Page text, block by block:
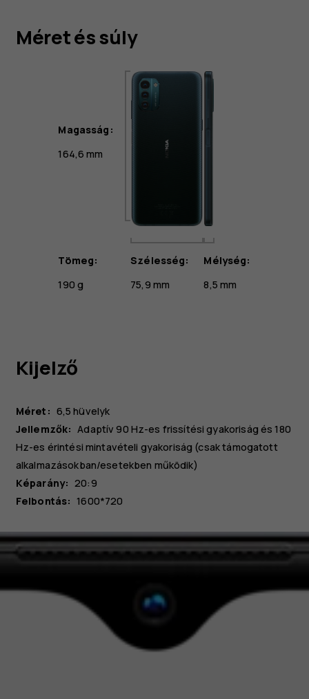
Méret és súly
Magasság:
164,6 mm
Tömeg:
190 g
Szélesség:
75,9 mm
Mélység:
8,5 mm
Kijelző
Méret: 6,5 hüvelyk
Jellemzők: Adaptív 90 Hz-es frissítési gyakoriság és 180
Hz-es érintési mintavételi gyakoriság (csak támogatott
alkalmazásokban/esetekben működik)
Képarány: 20:9
Felbontás: 1600*720